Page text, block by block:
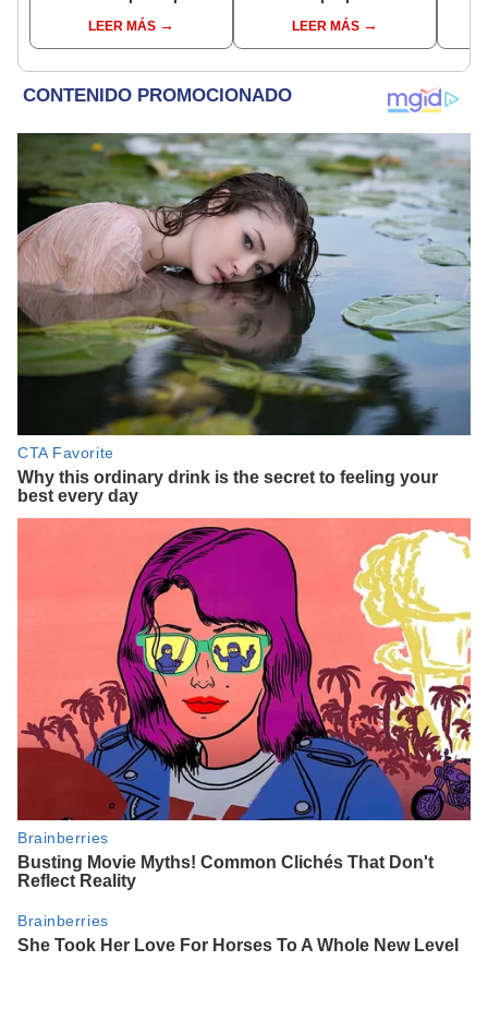
nervios, lágrimas y
muchísima felicidad"
LEER MÁS
denuncia por
tocamientos: “Va a
LEER MÁS